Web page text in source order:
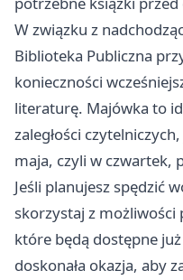
W związku z
Biblioteka Publiczna
konieczności
literaturę. Majówka to
zaległości
maja, czyli w czwartek,
Jeśli planujesz spędzić
skorzystaj z możliwości
które będą dostępne
doskonała okazja, aby